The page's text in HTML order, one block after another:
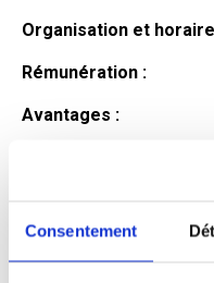
Consentement
Organisation et
Rémunération :
Avantages :